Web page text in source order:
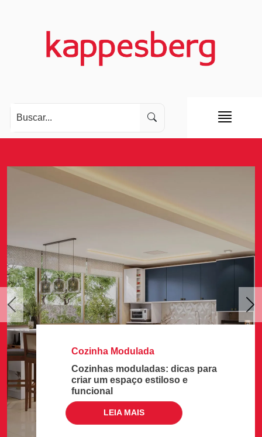
Cozinha Modulada
Cozinhas moduladas: dicas para
criar um espaço estiloso e
funcional
LEIA MAIS
Previous